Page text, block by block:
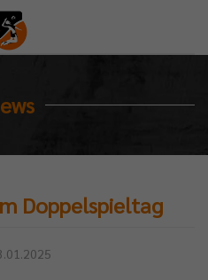
Doppelspieltag